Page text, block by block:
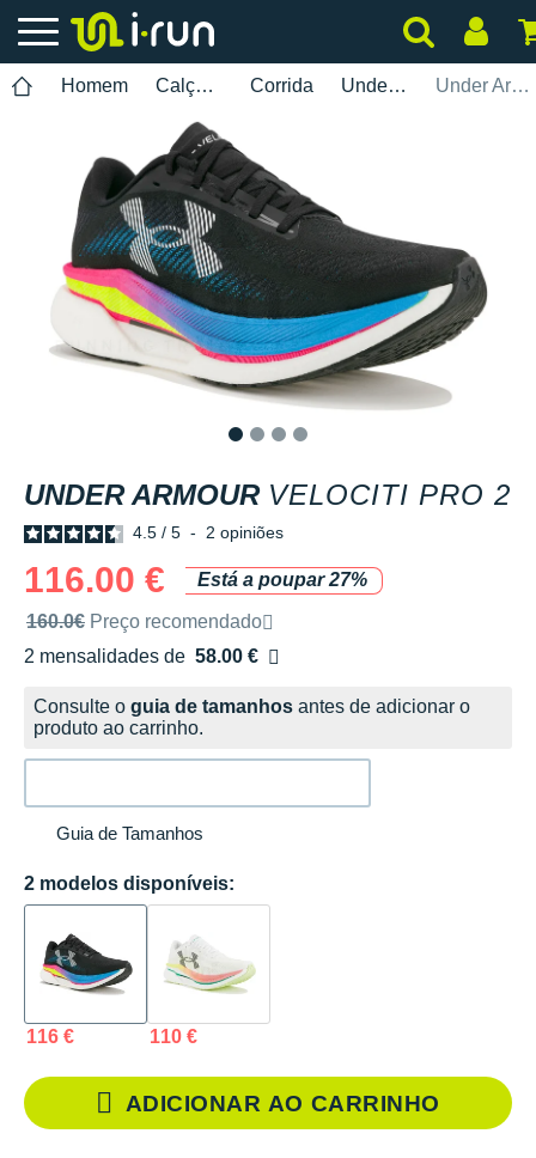
Homem Calçados Corrida Under Armour Under Armour Velociti Pro 2
UNDER ARMOUR VELOCITI PRO 2
4.5 / 5 - 2 opiniões
116.00 €
Está a poupar 27%
Preço de venda recomendado pela marca
160.0€ Preço recomendado
2 mensalidades de 58.00 €
sem custos
Consulte o guia de tamanhos antes de adicionar o
produto ao carrinho.
Guia de Tamanhos
2 modelos disponíveis:
116 € 110 €
ADICIONAR AO CARRINHO